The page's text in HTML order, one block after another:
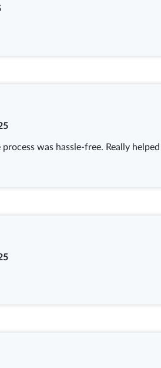
was hassle-free. Really helped